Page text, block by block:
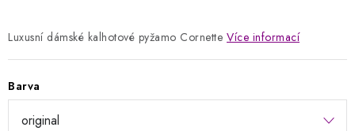
Luxusní dámské kalhotové pyžamo Cornette Více informací
Barva